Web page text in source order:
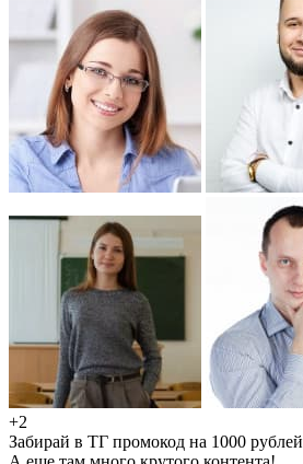
+2
Забирай в ТГ промокод на 1000 рублей